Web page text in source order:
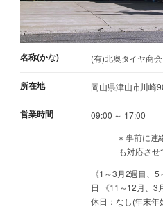
名称(かな) (有)北奥タイヤ商
所在地 岡山県津山市川崎
営業時間
09:00 ～ 17:00
※ 事前に連
も対応させ
《1～3月2週目、
日 《11～12月、3
休日：なし(年末年